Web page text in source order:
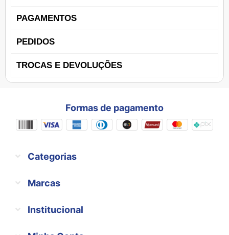
PAGAMENTOS
PEDIDOS
TROCAS E DEVOLUÇÕES
Formas de pagamento
Categorias
Marcas
Institucional